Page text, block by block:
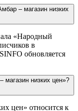
– магазин низких
«Народный
в
обновляется
магазин низких цен»?
цен» относится к